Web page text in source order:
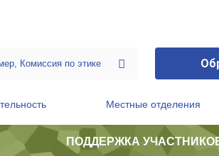
Местные отделения
ПОДДЕРЖКА